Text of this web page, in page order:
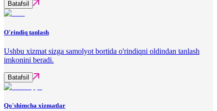
Batafsil
O'rindiq tanlash
Ushbu xizmat sizga samolyot bortida o'rindiqni oldindan tanlash
imkonini beradi.
Batafsil
Qo'shimcha xizmatlar